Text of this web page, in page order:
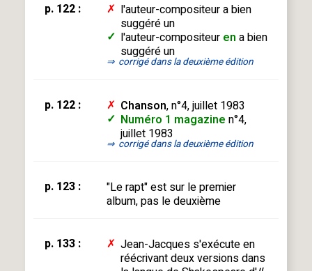
p. 122 : ✗ l'auteur-compositeur a bien
suggéré un
✓ l'auteur-compositeur en a bien
suggéré un
⇒ corrigé dans la deuxième édition
p. 122 : ✗ Chanson, n°4, juillet 1983
✓ Numéro 1 magazine n°4,
juillet 1983
⇒ corrigé dans la deuxième édition
p. 123 :
"Le rapt" est sur le premier
album, pas le deuxième
p. 133 : ✗ Jean-Jacques s'exécute en
réécrivant deux versions dans